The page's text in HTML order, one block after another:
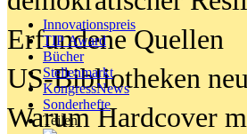
Innovationspreis
TIP Award
Bücher
Stellenmarkt
KongressNews
Sonderhefte
Teilen
Erfundene Quellen
US-Bibliotheken
Warum Hardcover